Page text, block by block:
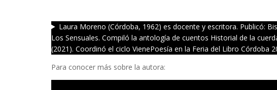
Laura Moreno (Córdoba, 1962) es docente y escritora. Publicó:
Los Sensuales. Compiló la antología de cuentos Historial de la
(2021). Coordinó el ciclo VienePoesía en la Feria del Libro Córdoba
Para conocer más sobre la autora: